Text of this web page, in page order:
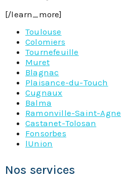
[/learn_more]
Toulouse
Colomiers
Tournefeuille
Muret
Blagnac
Plaisance-du-Touch
Cugnaux
Balma
Ramonville-Saint-Agne
Castanet-Tolosan
Fonsorbes
lUnion
Nos services